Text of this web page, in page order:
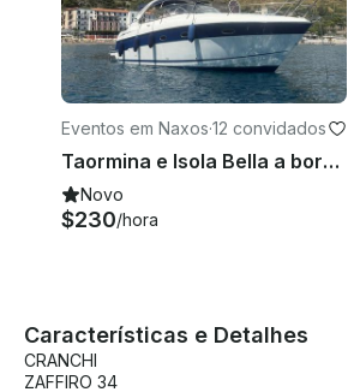
Eventos em Naxos·12 convidados
Taormina e Isola Bella a bordo do nosso elegante iate Bavaria Sport 36
Novo
$230/hora
Características e Detalhes
CRANCHI
ZAFFIRO 34